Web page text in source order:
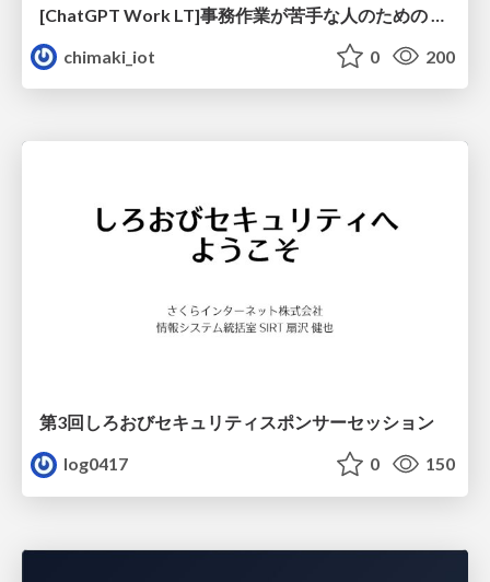
chimaki_iot
0 200
第3回しろおびセキュリティスポンサーセッション
log0417
0 150